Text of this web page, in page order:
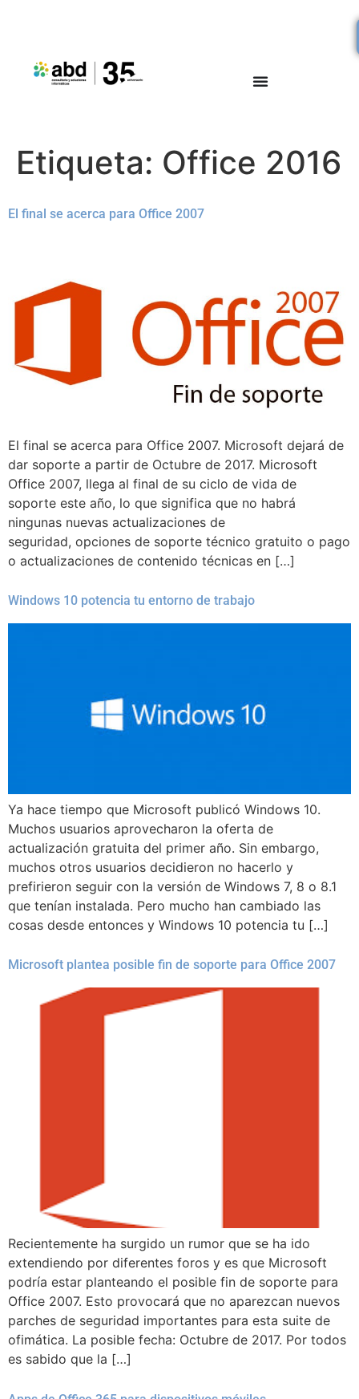
Etiqueta: Office 2016
El final se acerca para Office 2007
El final se acerca para Office 2007. Microsoft dejará de
dar soporte a partir de Octubre de 2017. Microsoft
Office 2007, llega al final de su ciclo de vida de
soporte este año, lo que significa que no habrá
ningunas nuevas actualizaciones de
seguridad, opciones de soporte técnico gratuito o pago
o actualizaciones de contenido técnicas en […]
Windows 10 potencia tu entorno de trabajo
Ya hace tiempo que Microsoft publicó Windows 10.
Muchos usuarios aprovecharon la oferta de
actualización gratuita del primer año. Sin embargo,
muchos otros usuarios decidieron no hacerlo y
prefirieron seguir con la versión de Windows 7, 8 o 8.1
que tenían instalada. Pero mucho han cambiado las
cosas desde entonces y Windows 10 potencia tu […]
Microsoft plantea posible fin de soporte para Office 2007
Recientemente ha surgido un rumor que se ha ido
extendiendo por diferentes foros y es que Microsoft
podría estar planteando el posible fin de soporte para
Office 2007. Esto provocará que no aparezcan nuevos
parches de seguridad importantes para esta suite de
ofimática. La posible fecha: Octubre de 2017. Por todos
es sabido que la […]